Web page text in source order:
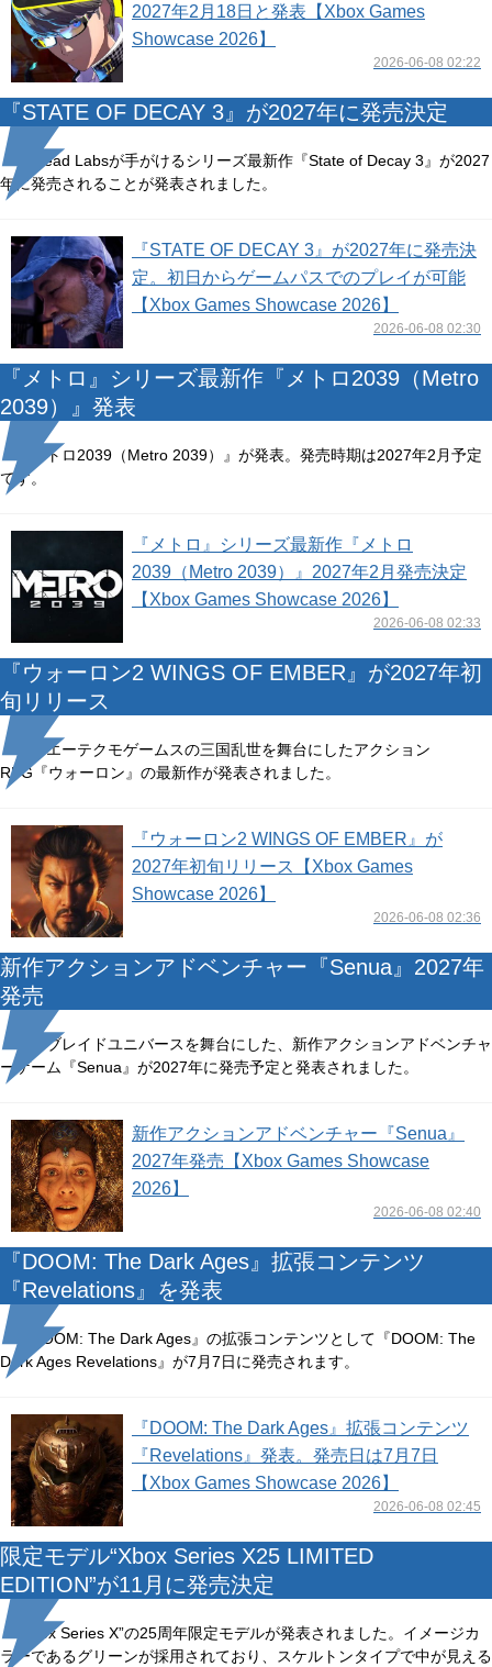
2027年2月18日と発表【Xbox Games
Showcase 2026】
2026-06-08 02:22
『STATE OF DECAY 3』が2027年に発売決定
Undead Labsが手がけるシリーズ最新作『State of Decay 3』が2027
年に発売されることが発表されました。
『STATE OF DECAY 3』が2027年に発売決
定。初日からゲームパスでのプレイが可能
【Xbox Games Showcase 2026】
2026-06-08 02:30
『メトロ』シリーズ最新作『メトロ2039（Metro
2039）』発表
『メトロ2039（Metro 2039）』が発表。発売時期は2027年2月予定
です。
『メトロ』シリーズ最新作『メトロ
2039（Metro 2039）』2027年2月発売決定
【Xbox Games Showcase 2026】
2026-06-08 02:33
『ウォーロン2 WINGS OF EMBER』が2027年初
旬リリース
コーエーテクモゲームスの三国乱世を舞台にしたアクション
RPG『ウォーロン』の最新作が発表されました。
『ウォーロン2 WINGS OF EMBER』が
2027年初旬リリース【Xbox Games
Showcase 2026】
2026-06-08 02:36
新作アクションアドベンチャー『Senua』2027年
発売
ヘルブレイドユニバースを舞台にした、新作アクションアドベンチャ
ーゲーム『Senua』が2027年に発売予定と発表されました。
新作アクションアドベンチャー『Senua』
2027年発売【Xbox Games Showcase
2026】
2026-06-08 02:40
『DOOM: The Dark Ages』拡張コンテンツ
『Revelations』を発表
『DOOM: The Dark Ages』の拡張コンテンツとして『DOOM: The
Dark Ages Revelations』が7月7日に発売されます。
『DOOM: The Dark Ages』拡張コンテンツ
『Revelations』発表。発売日は7月7日
【Xbox Games Showcase 2026】
2026-06-08 02:45
限定モデル“Xbox Series X25 LIMITED
EDITION”が11月に発売決定
“Xbox Series X”の25周年限定モデルが発表されました。イメージカ
ラーであるグリーンが採用されており、スケルトンタイプで中が見える